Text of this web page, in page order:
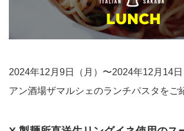
2024年12月9日（月）〜2024年12月14
アン酒場ザマルシェのランチパスタをご